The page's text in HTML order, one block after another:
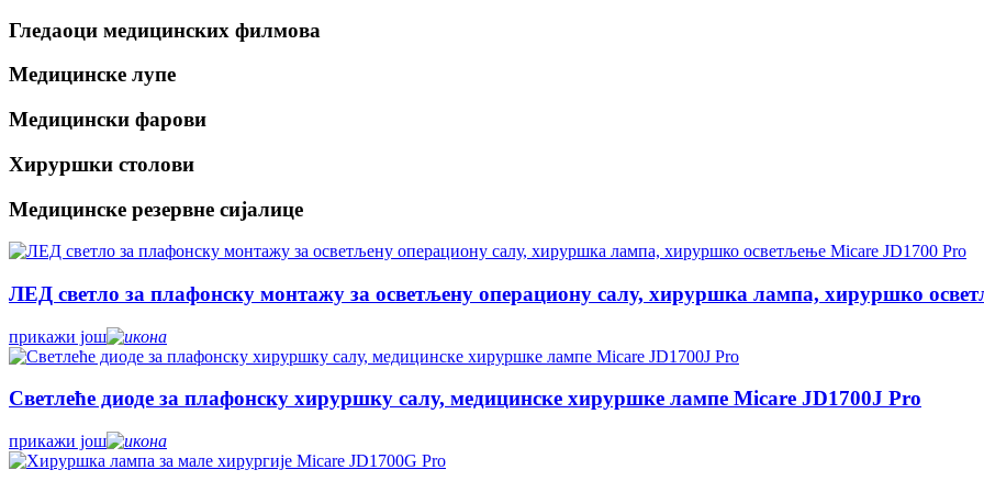
Гледаоци медицинских филмова
Медицинске лупе
Медицински фарови
Хируршки столови
Медицинске резервне сијалице
ЛЕД светло за плафонску монтажу за осветљену операциону салу, хируршка лампа, хируршко
прикажи још
Светлеће диоде за плафонску хируршку салу, медицинске хируршке лампе Micare JD1700J Pro
прикажи још